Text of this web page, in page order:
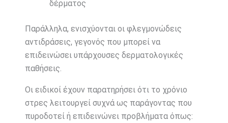
δέρματος
Παράλληλα, ενισχύονται οι φλεγμονώδεις
αντιδράσεις, γεγονός που μπορεί να
επιδεινώσει υπάρχουσες δερματολογικές
παθήσεις.
Οι ειδικοί έχουν παρατηρήσει ότι το χρόνιο
στρες λειτουργεί συχνά ως παράγοντας που
πυροδοτεί ή επιδεινώνει προβλήματα όπως: